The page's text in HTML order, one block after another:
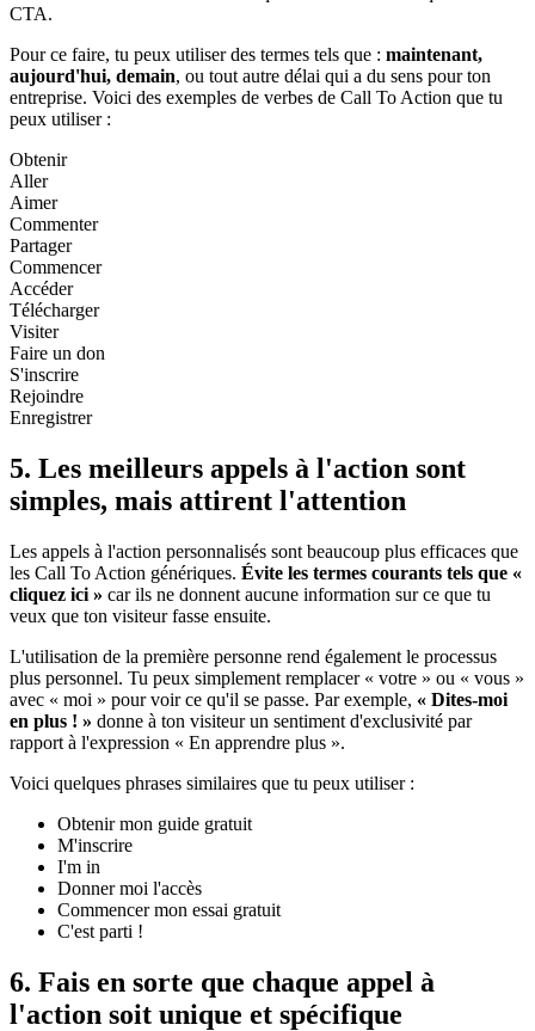
CTA.
Pour ce faire, tu peux utiliser des termes tels que : maintenant,
aujourd'hui, demain, ou tout autre délai qui a du sens pour ton
entreprise. Voici des exemples de verbes de Call To Action que tu
peux utiliser :
Obtenir
Aller
Aimer
Commenter
Partager
Commencer
Accéder
Télécharger
Visiter
Faire un don
S'inscrire
Rejoindre
Enregistrer
5. Les meilleurs appels à l'action sont
simples, mais attirent l'attention
Les appels à l'action personnalisés sont beaucoup plus efficaces que
les Call To Action génériques. Évite les termes courants tels que «
cliquez ici » car ils ne donnent aucune information sur ce que tu
veux que ton visiteur fasse ensuite.
L'utilisation de la première personne rend également le processus
plus personnel. Tu peux simplement remplacer « votre » ou « vous »
avec « moi » pour voir ce qu'il se passe. Par exemple, « Dites-moi
en plus ! » donne à ton visiteur un sentiment d'exclusivité par
rapport à l'expression « En apprendre plus ».
Voici quelques phrases similaires que tu peux utiliser :
Obtenir mon guide gratuit
M'inscrire
I'm in
Donner moi l'accès
Commencer mon essai gratuit
C'est parti !
6. Fais en sorte que chaque appel à
l'action soit unique et spécifique